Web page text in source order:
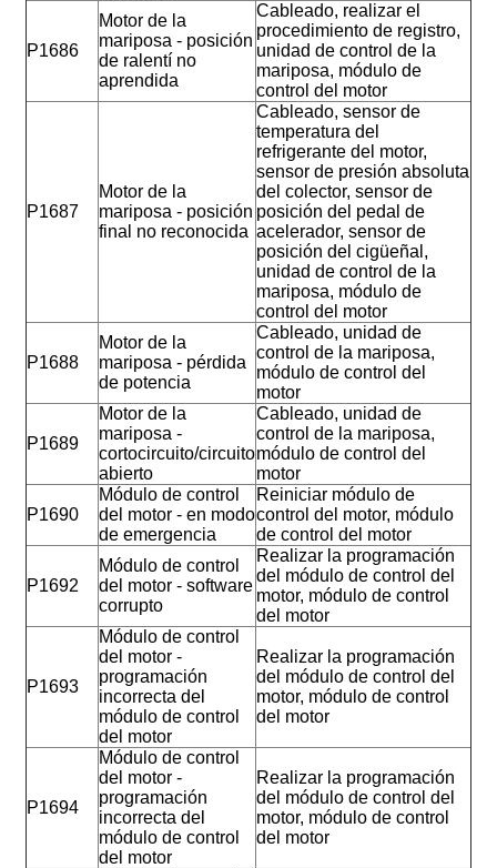
P1686
Motor de la
mariposa - posición
de ralentí no
aprendida
Cableado, realizar el
procedimiento de registro,
unidad de control de la
mariposa, módulo de
control del motor
P1687
Motor de la
mariposa - posición
final no reconocida
Cableado, sensor de
temperatura del
refrigerante del motor,
sensor de presión absoluta
del colector, sensor de
posición del pedal de
acelerador, sensor de
posición del cigüeñal,
unidad de control de la
mariposa, módulo de
control del motor
P1688
Motor de la
mariposa - pérdida
de potencia
Cableado, unidad de
control de la mariposa,
módulo de control del
motor
P1689
Motor de la
mariposa -
cortocircuito/circuito
abierto
Cableado, unidad de
control de la mariposa,
módulo de control del
motor
P1690
Módulo de control
del motor - en modo
de emergencia
Reiniciar módulo de
control del motor, módulo
de control del motor
P1692
Módulo de control
del motor - software
corrupto
Realizar la programación
del módulo de control del
motor, módulo de control
del motor
P1693
Módulo de control
del motor -
programación
incorrecta del
módulo de control
del motor
Realizar la programación
del módulo de control del
motor, módulo de control
del motor
P1694
Módulo de control
del motor -
programación
incorrecta del
módulo de control
del motor
Realizar la programación
del módulo de control del
motor, módulo de control
del motor